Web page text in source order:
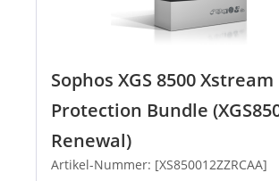
Sophos XGS 8500 Xstream
Protection Bundle
Renewal)
Artikel-Nummer: [XS850012ZZRCAA]